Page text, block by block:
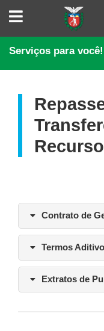
SECRETARIA
INDÚSTRIA,
COMÉRCIO
SERVIÇOS
Serviços para você!
Contrato de
Termos
Extratos de